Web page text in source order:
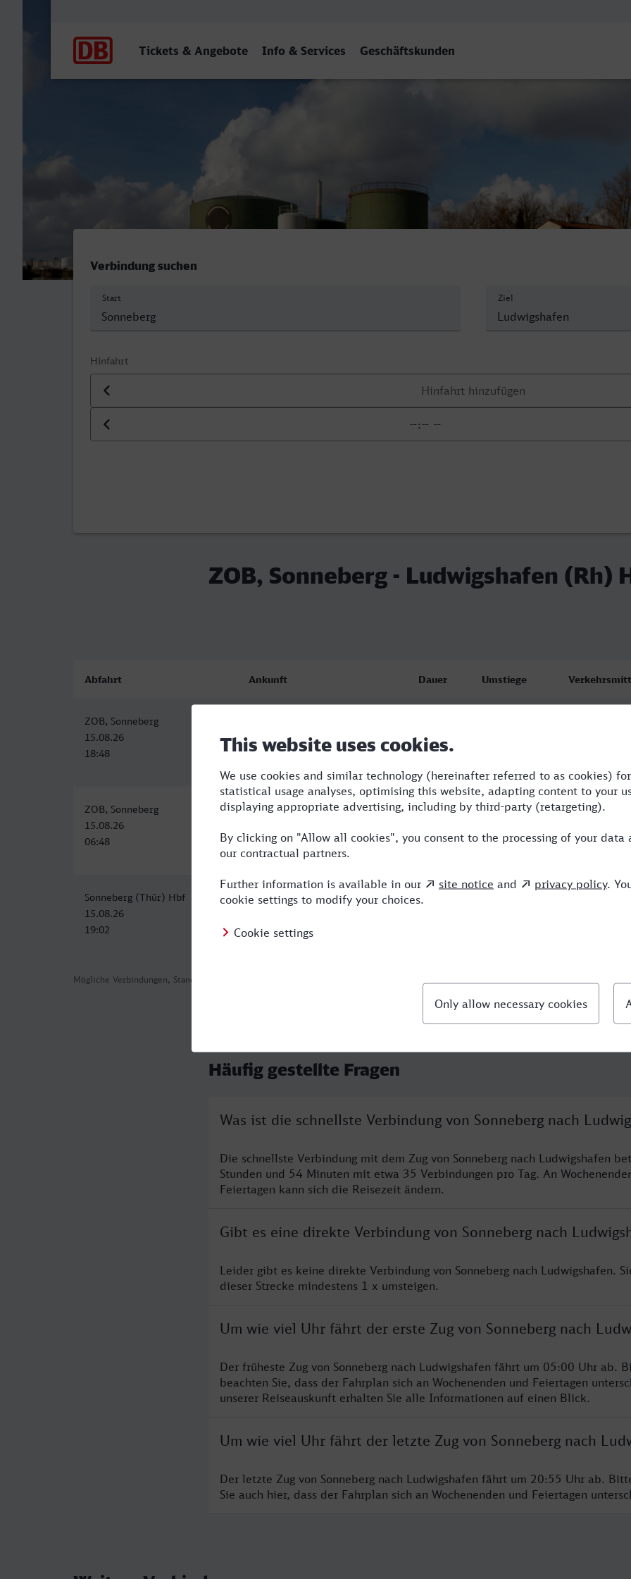
Tickets & Angebote Info & Services Geschäftskunden
ZOB, Sonneberg - Ludwigshafen (Rh) Hbf
Verbindung suchen
Start Ziel
Hinfahrt
Datum der Hinfahrt
Uhrzeit der Hinfahrt
ZOB, Sonneberg - Ludwigshafen (Rh)
Mögliche Verbindungen, Stand: 2026-08-01 05:28
Abfahrt Ankunft Dauer Umstiege
ZOB, Sonneberg
15.08.26
18:48
15.08.26
23:42
ZOB, Sonneberg
15.08.26
06:48
Ludwigshafen (Rh) Hbf
12:56
6:08 3 BUS,RE,ICE
Sonneberg (Thür) Hbf
15.08.26
19:02
Ludwigshafen (Rh) Hbf
07:43
12:41
Häufig gestellte Fragen
Was ist die schnellste Verbindung von Sonneberg nach
Die schnellste Verbindung mit dem Zug von Sonneberg nach Ludwigshafen
Stunden und 54 Minuten mit etwa 35 Verbindungen pro Tag. An
Feiertagen kann sich die Reisezeit ändern.
Gibt es eine direkte Verbindung von Sonneberg nach
Leider gibt es keine direkte Verbindung von Sonneberg nach Ludwigshafen.
dieser Strecke mindestens 1 x umsteigen.
Um wie viel Uhr fährt der erste Zug von Sonneberg nach
Der früheste Zug von Sonneberg nach Ludwigshafen fährt um 05:00 Uhr ab.
beachten Sie, dass der Fahrplan sich an Wochenenden und Feiertagen
unserer Reiseauskunft erhalten Sie alle Informationen auf einen Blick.
Um wie viel Uhr fährt der letzte Zug von Sonneberg nach
Der letzte Zug von Sonneberg nach Ludwigshafen fährt um 20:55 Uhr ab.
Sie auch hier, dass der Fahrplan sich an Wochenenden und Feiertagen